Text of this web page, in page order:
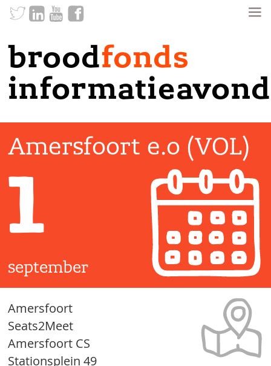
broodfonds
informatieavond
Amersfoort e.o (VOL)
1
september
Amersfoort
Seats2Meet
Amersfoort CS
Stationsplein 49